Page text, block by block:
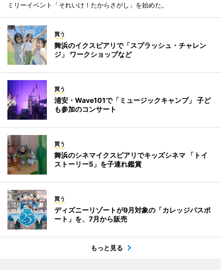
ミリーイベント「それいけ！たからさがし」を始めた。
買う
舞浜のイクスピアリで「スプラッシュ・チャレン
ジ」 ワークショップなど
買う
浦安・Wave101で「ミュージックキャンプ」 子ど
も参加のコンサート
買う
舞浜のシネマイクスピアリでキッズシネマ 「トイ
ストーリー5」を子連れ鑑賞
買う
ディズニーリゾートが9月対象の「カレッジパスポ
ート」を、7月から販売
もっと見る